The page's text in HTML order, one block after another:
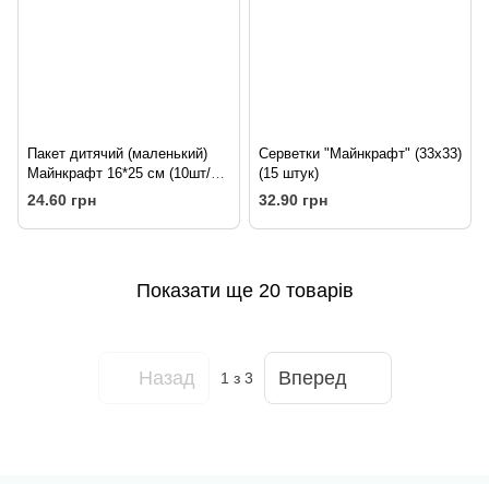
Пакет дитячий (маленький)
Майнкрафт 16*25 см (10шт/уп)
16451
24.60 грн
Серветки "Майнкрафт" (33х33)
(15 штук)
32.90 грн
Показати ще 20 товарів
Назад 1 з 3 Вперед